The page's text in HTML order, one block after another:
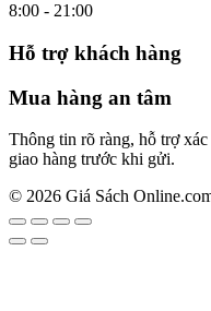
8:00 - 21:00
Hỗ trợ khách hàng
Mua hàng an tâm
Thông tin rõ ràng, hỗ trợ
giao hàng trước khi gửi.
© 2026 Giá Sách